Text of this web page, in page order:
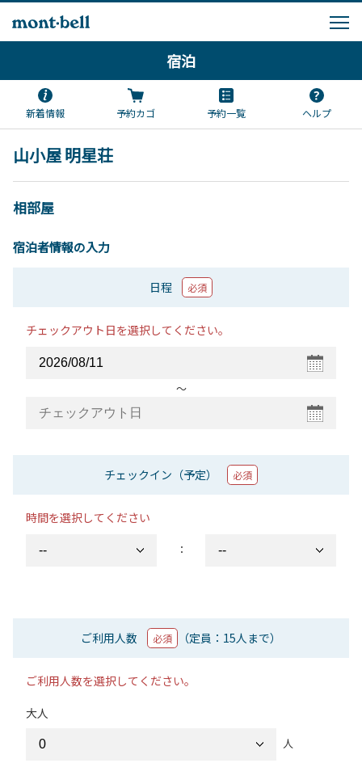
宿泊
新着情報 予約カゴ 予約一覧 ヘルプ
山小屋 明星荘
相部屋
宿泊者情報の入力
日程 必須
チェックアウト日を選択してください。
〜
チェックイン（予定） 必須
時間を選択してください
：
ご利用人数 必須 （定員：15人まで）
ご利用人数を選択してください。
大人
人